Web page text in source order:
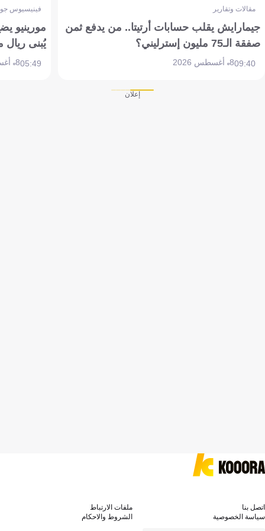
مقالات وتقارير
جيمارايش يقلب حسابات أرتيتا.. من يدفع ثمن
صفقة الـ75 مليون إسترليني؟
09:408 أغسطس 2026
فينيسيوس
مورينيو
يُبنى ريال
05:498 أغسطس 2026
إعلان
اتصل بنا
ملفات الارتباط
سياسة الخصوصية
الشروط والاحكام